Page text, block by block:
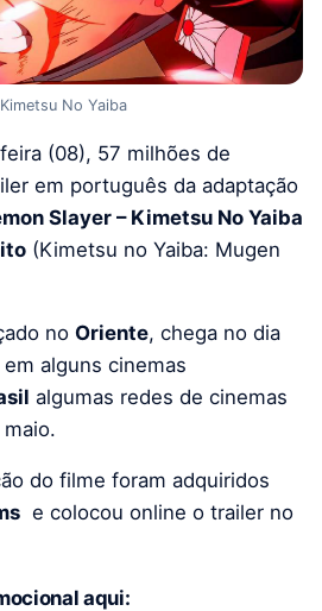
No Yaiba
(08), 57 milhões de
em português da adaptação
Slayer – Kimetsu No Yaiba
(Kimetsu no Yaiba: Mugen
no Oriente, chega no dia
alguns cinemas
algumas redes de cinemas
do filme foram adquiridos
e colocou online o trailer no
aqui: